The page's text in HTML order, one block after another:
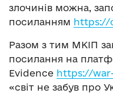
злочинів можна,
посиланням https://
Разом з тим МКІП
посилання на
Evidence https://
«світ не забув про